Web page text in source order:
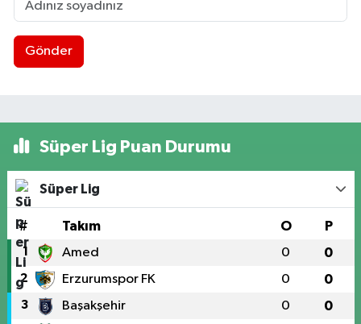
Gönder
Süper Lig Puan Durumu
Süper Lig
# Takım O P
1 Amed 0 0
2 Erzurumspor FK 0 0
3 Başakşehir 0 0